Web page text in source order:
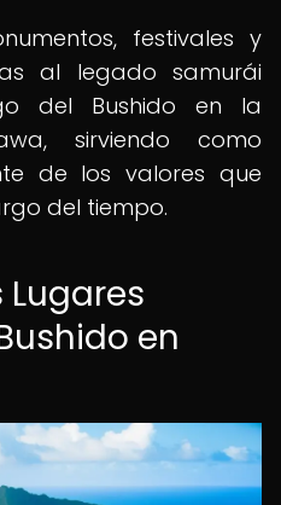
festivales y
al legado samurái
del Bushido en la
sirviendo como
de los valores que
del tiempo.
Lugares
en